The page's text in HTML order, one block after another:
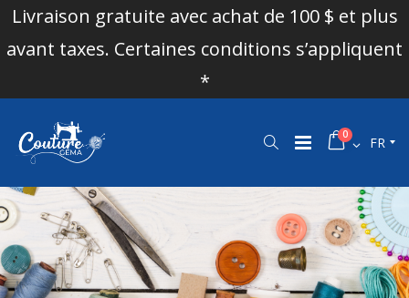
Livraison gratuite avec achat de 100 $ et plus
avant taxes. Certaines conditions s’appliquent
*
0 FR